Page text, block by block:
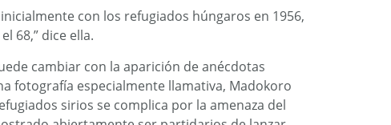
con los refugiados húngaros en 1956,
68,” dice ella.
cambiar con la aparición de anécdotas
fotografía especialmente llamativa, Madokoro
sirios se complica por la amenaza del